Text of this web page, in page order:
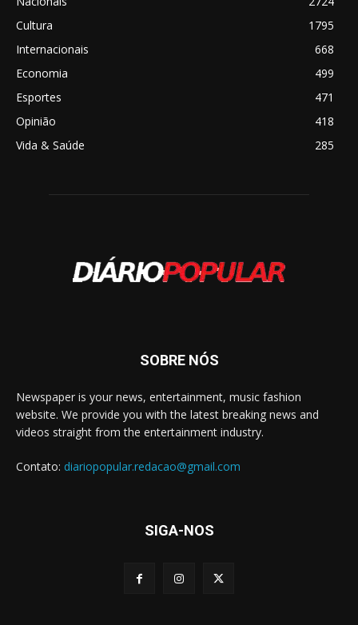
Cultura
1795
Internacionais
668
Economia
499
Esportes
471
Opinião
418
Vida & Saúde
285
SOBRE NÓS
Newspaper is your news, entertainment, music fashion
website. We provide you with the latest breaking news and
videos straight from the entertainment industry.
Contato: diariopopular.redacao@gmail.com
SIGA-NOS